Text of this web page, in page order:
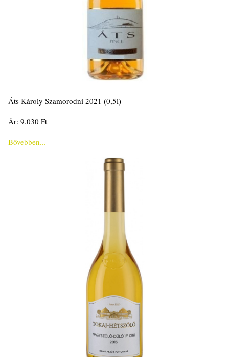
Áts Károly Szamorodni 2021 (0,5l)
Ár: 9.030 Ft
Bővebben...